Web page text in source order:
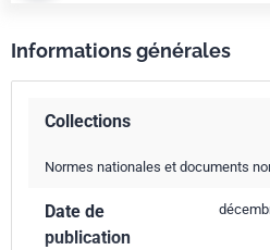
Informations générales
Collections
Normes nationales et documents
Date de
publication